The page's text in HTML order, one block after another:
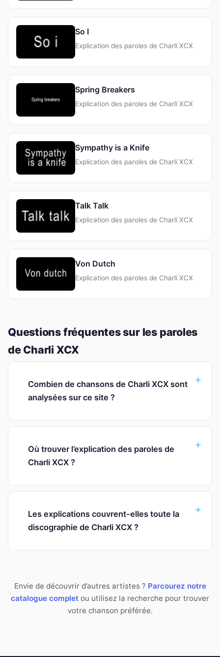
So I
Explication des paroles de Charli XCX
Spring Breakers
Explication des paroles de Charli XCX
Sympathy is a Knife
Explication des paroles de Charli XCX
Talk Talk
Explication des paroles de Charli XCX
Von Dutch
Explication des paroles de Charli XCX
Questions fréquentes sur les paroles
de Charli XCX
Combien de chansons de Charli XCX sont
analysées sur ce site ?
Où trouver l’explication des paroles de
Charli XCX ?
Les explications couvrent-elles toute la
discographie de Charli XCX ?
Envie de découvrir d’autres artistes ? Parcourez notre
catalogue complet ou utilisez la recherche pour trouver
votre chanson préférée.